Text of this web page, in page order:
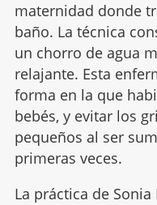
maternidad donde
baño. La técnica
un chorro de agua
relajante. Esta
forma en la que
bebés, y evitar los
pequeños al ser
primeras veces.
La práctica de